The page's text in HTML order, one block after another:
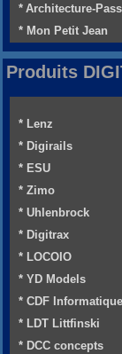
* Architecture-
* Mon Petit Jean
Produits
* Lenz
* Digirails
* ESU
* Zimo
* Uhlenbrock
* Digitrax
* LOCOIO
* YD Models
* CDF Informatique
* LDT Littfinski
* DCC concepts